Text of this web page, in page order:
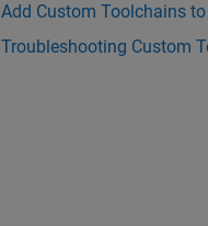
Add Custom Toolchains
Troubleshooting Custom